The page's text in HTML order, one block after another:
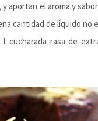
aportan el aroma y
cantidad de líquido no
cucharada rasa de